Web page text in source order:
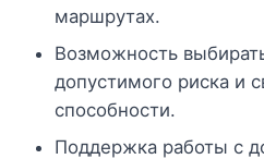
маршрутах.
Возможность
допустимого риска и
способности.
Поддержка работы с